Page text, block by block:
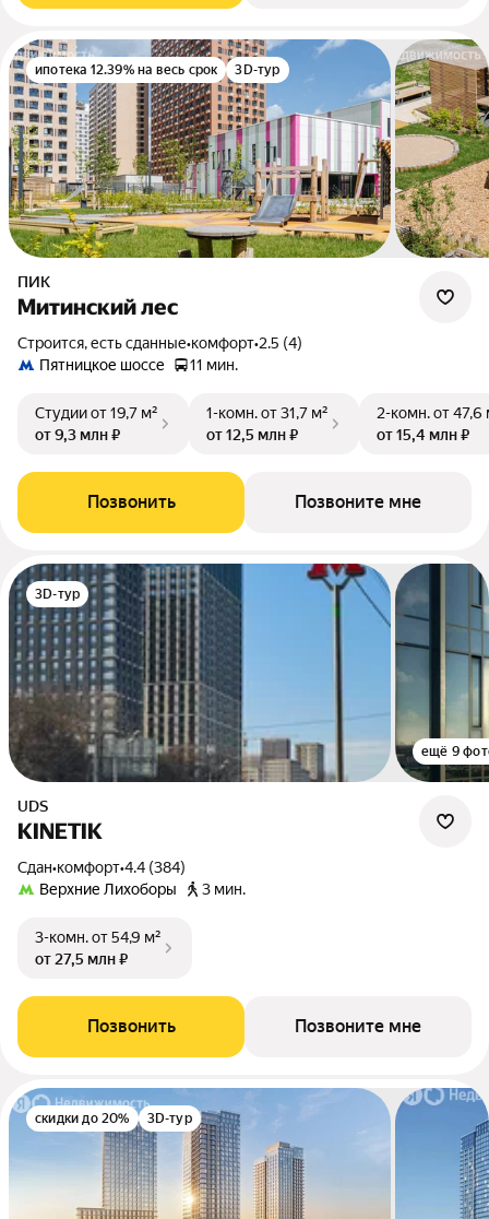
ипотека 12.39% на весь срок 3D-тур
ПИК
Митинский лес
Строится, есть сданные•комфорт•2.5 (4)
Пятницкое шоссе
11 мин.
Студииот 19,7 м²
от 9,3 млн ₽
1-комн.от 31,7 м²
от 12,5 млн ₽
2-комн.от 47,6
от 15,4 млн ₽
Позвонить Позвоните мне
3D-тур
ещё 9
UDS
KINETIK
Сдан•комфорт•4.4 (384)
Верхние Лихоборы
3 мин.
3-комн.от 54,9 м²
от 27,5 млн ₽
Позвонить Позвоните мне
скидки до 20% 3D-тур